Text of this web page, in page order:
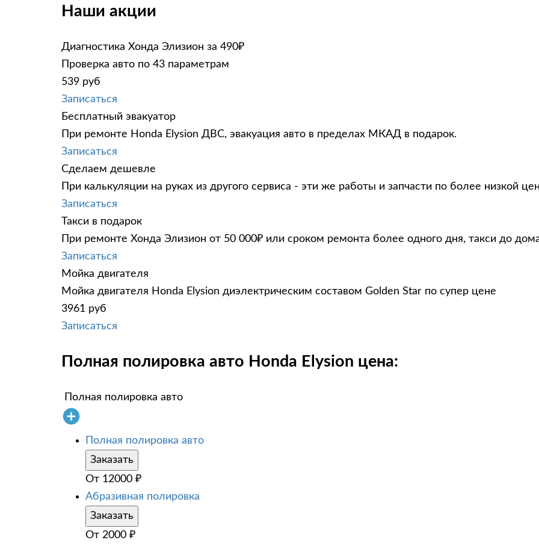
Наши акции
Диагностика Хонда Элизион за 490₽
Проверка авто по 43 параметрам
539 руб
Записаться
Бесплатный эвакуатор
При ремонте Honda Elysion ДВС, эвакуация авто в пределах МКАД в подарок.
Записаться
Сделаем дешевле
При калькуляции на руках из другого сервиса - эти же работы и запчасти по более низкой
Записаться
Такси в подарок
При ремонте Хонда Элизион от 50 000₽ или сроком ремонта более одного дня, такси до
Записаться
Мойка двигателя
Мойка двигателя Honda Elysion диэлектрическим составом Golden Star по супер цене
3961 руб
Записаться
Полная полировка авто Honda Elysion цена:
Полная полировка авто
Полная полировка авто
Заказать
От 12000 ₽
Абразивная полировка
Заказать
От 2000 ₽